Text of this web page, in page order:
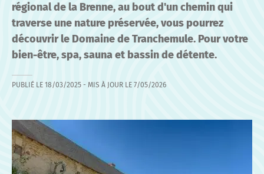
régional de la Brenne, au bout d'un chemin qui
traverse une nature préservée, vous pourrez
découvrir le Domaine de Tranchemule. Pour votre
bien-être, spa, sauna et bassin de détente.
PUBLIÉ LE 18/03/2025 - MIS À JOUR LE 7/05/2026